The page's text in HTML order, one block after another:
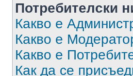
Потребителски
Какво е
Какво е
Какво е
Как да се